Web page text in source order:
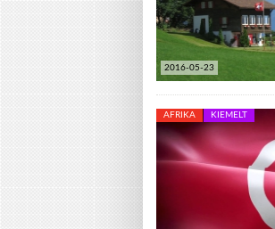
2016-05-23
AFRIKA KIEMELT